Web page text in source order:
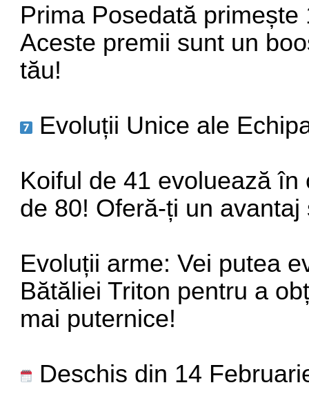
Prima Posedată primește
Aceste premii sunt un
tău!
Evoluții Unice ale
Koiful de 41 evoluează
de 80! Oferă-ți un
Evoluții arme: Vei putea
Bătăliei Triton pentru a
mai puternice!
Deschis din 14